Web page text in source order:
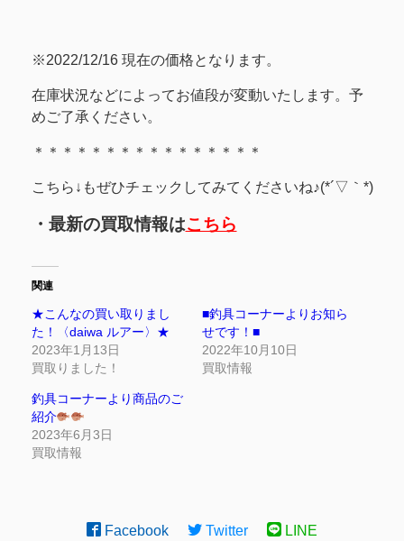
※2022/12/16 現在の価格となります。
在庫状況などによってお値段が変動いたします。予
めご了承ください。
＊＊＊＊＊＊＊＊＊＊＊＊＊＊＊＊
こちら↓もぜひチェックしてみてくださいね♪(*´▽｀*)
・最新の買取情報はこちら
関連
★こんなの買い取りまし
た！〈daiwa ルアー〉★
2023年1月13日
買取りました！
■釣具コーナーよりお知ら
せです！■
2022年10月10日
買取情報
釣具コーナーより商品のご
紹介
2023年6月3日
買取情報
Facebook Twitter LINE